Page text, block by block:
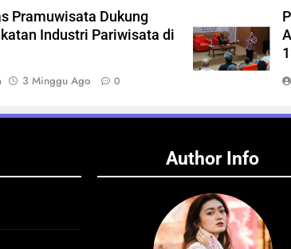
Pramuwisata Dukung
Industri Pariwisata di
3 Minggu Ago 0
Author Info